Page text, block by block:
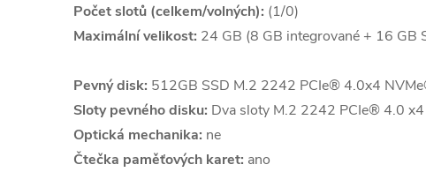
Počet slotů (celkem/volných): (1/0)
Maximální velikost: 24 GB (8 GB integrované + 16
Pevný disk: 512GB SSD M.2 2242 PCIe® 4.0x4
Sloty pevného disku: Dva sloty M.2 2242 PCIe® 4.0 x4
Optická mechanika: ne
Čtečka paměťových karet: ano